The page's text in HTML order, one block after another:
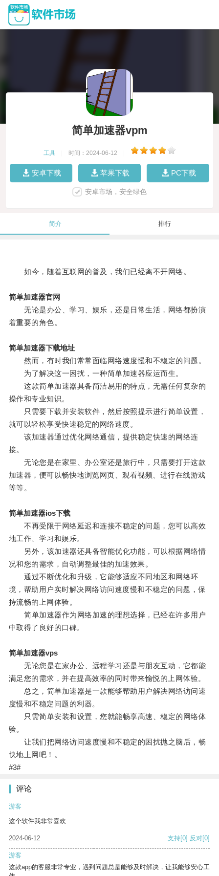
简单加速器vpm
工具 时间：2024-06-12
安卓下载 苹果下载 PC下载
安卓市场，安全绿色
简介 排行
如今，随着互联网的普及，我们已经离不开网络。
简单加速器官网
无论是办公、学习、娱乐，还是日常生活，网络都扮演
着重要的角色。
简单加速器下载地址
然而，有时我们常常面临网络速度慢和不稳定的问题。
为了解决这一困扰，一种简单加速器应运而生。
这款简单加速器具备简洁易用的特点，无需任何复杂的
操作和专业知识。
只需要下载并安装软件，然后按照提示进行简单设置，
就可以轻松享受快速稳定的网络速度。
该加速器通过优化网络通信，提供稳定快速的网络连
接。
无论您是在家里、办公室还是旅行中，只需要打开这款
加速器，便可以畅快地浏览网页、观看视频、进行在线游戏
等等。
简单加速器ios下载
不再受限于网络延迟和连接不稳定的问题，您可以高效
地工作、学习和娱乐。
另外，该加速器还具备智能优化功能，可以根据网络情
况和您的需求，自动调整最佳的加速效果。
通过不断优化和升级，它能够适应不同地区和网络环
境，帮助用户实时解决网络访问速度慢和不稳定的问题，保
持流畅的上网体验。
简单加速器作为网络加速的理想选择，已经在许多用户
中取得了良好的口碑。
简单加速器vps
无论您是在家办公、远程学习还是与朋友互动，它都能
满足您的需求，并在提高效率的同时带来愉悦的上网体验。
总之，简单加速器是一款能够帮助用户解决网络访问速
度慢和不稳定问题的利器。
只需简单安装和设置，您就能畅享高速、稳定的网络体
验。
让我们把网络访问速度慢和不稳定的困扰抛之脑后，畅
快地上网吧！。
#3#
评论
游客
这个软件我非常喜欢
2024-06-12 支持[0] 反对[0]
游客
这款app的客服非常专业，遇到问题总是能够及时解决，让我能够安心工